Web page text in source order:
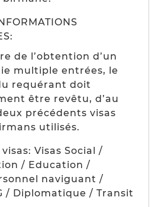
de l’obtention d’un
multiple entrées, le
requérant doit
être revêtu, d’au
précédents visas
utilisés.
Visas Social /
/ Education /
naviguant /
/ Diplomatique / Transit